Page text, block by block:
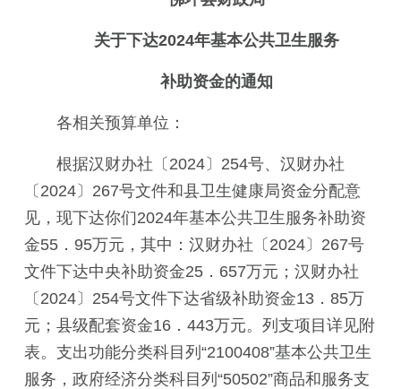
关于下达2024年基本公共卫生服务
补助资金的通知
各相关预算单位：
根据汉财办社〔2024〕254号、汉财办社
〔2024〕267号文件和县卫生健康局资金分配意
见，现下达你们2024年基本公共卫生服务补助资
金55．95万元，其中：汉财办社〔2024〕267号
文件下达中央补助资金25．657万元；汉财办社
〔2024〕254号文件下达省级补助资金13．85万
元；县级配套资金16．443万元。列支项目详见附
表。支出功能分类科目列“2100408”基本公共卫生
服务，政府经济分类科目列“50502”商品和服务支